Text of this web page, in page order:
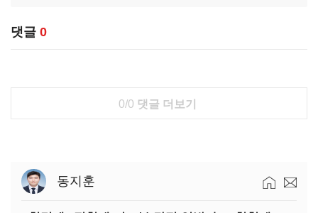
댓글 0
0/0 댓글 더보기
동지훈